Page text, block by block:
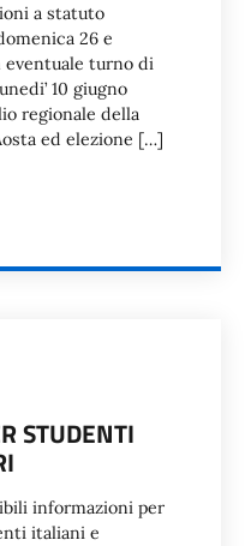
a statuto
26 e
eventuale turno di
10 giugno
regionale della
ed elezione […]
STUDENTI
informazioni per
italiani e